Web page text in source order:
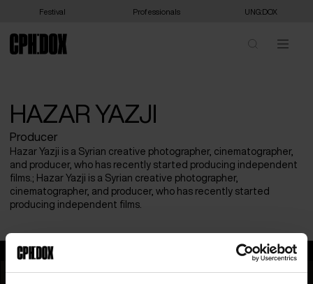
Festival Professionals UNG:DOX
HAZAR YAZJI
Producer
Hazar Yazji is a Syrian creative photographer, cinematographer,
and producer, who has recently started producing independent
films.; Hazar Yazji is a Syrian creative photographer,
cinematographer, and producer, who has recently started
producing independent films.
Hazar Yazji